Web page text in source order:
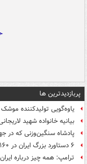
پربازدیدترین ها
یاوه‌گویی تولیدکننده موشک
بیانیه خانواده شهید
پادشاه سنگین‌وزنی که در
۶ دستاورد بزرگ ایران در ۱۶۰ روز رهبری رهبر انقلاب
ترامپ: همه چیز درباره